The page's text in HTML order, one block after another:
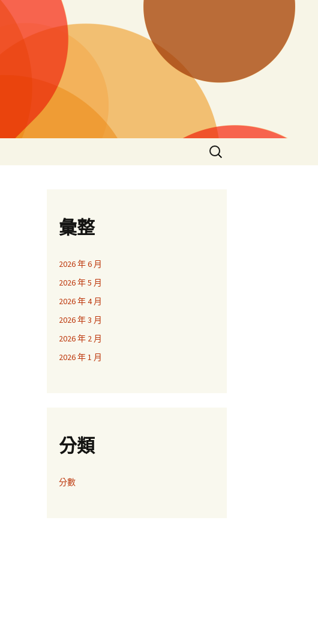
搜
尋
彙整
2026 年 6 月
2026 年 5 月
2026 年 4 月
2026 年 3 月
2026 年 2 月
2026 年 1 月
分類
分數